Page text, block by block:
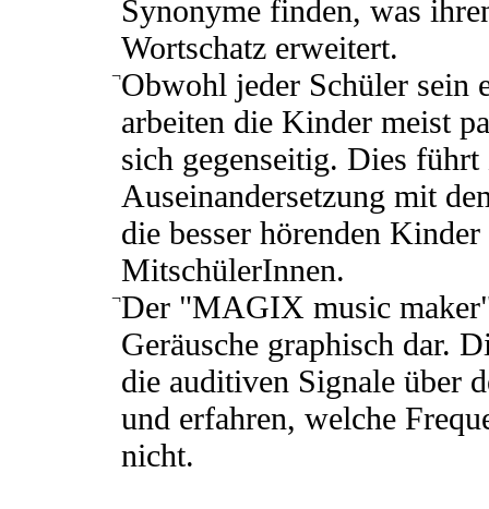
Synonyme finden, was
Wortschatz erweitert.
¬Obwohl jeder Schüler sein
arbeiten die Kinder meist
sich gegenseitig. Dies
Auseinandersetzung mit
die besser hörenden
MitschülerInnen.
¬Der "MAGIX music
Geräusche graphisch dar.
die auditiven Signale über
und erfahren, welche
nicht.